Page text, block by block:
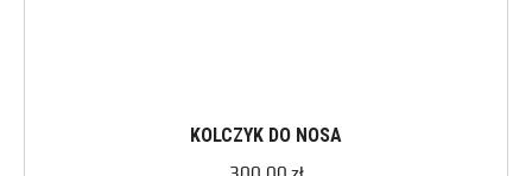
KOLCZYK DO NOSA